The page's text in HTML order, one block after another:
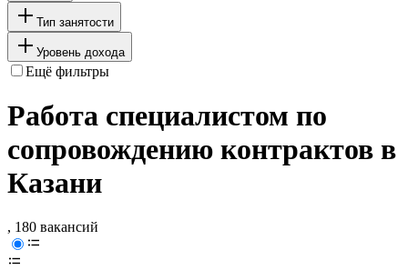
Тип занятости
Уровень дохода
Ещё фильтры
Работа специалистом по
сопровождению контрактов в
Казани
, 180 вакансий